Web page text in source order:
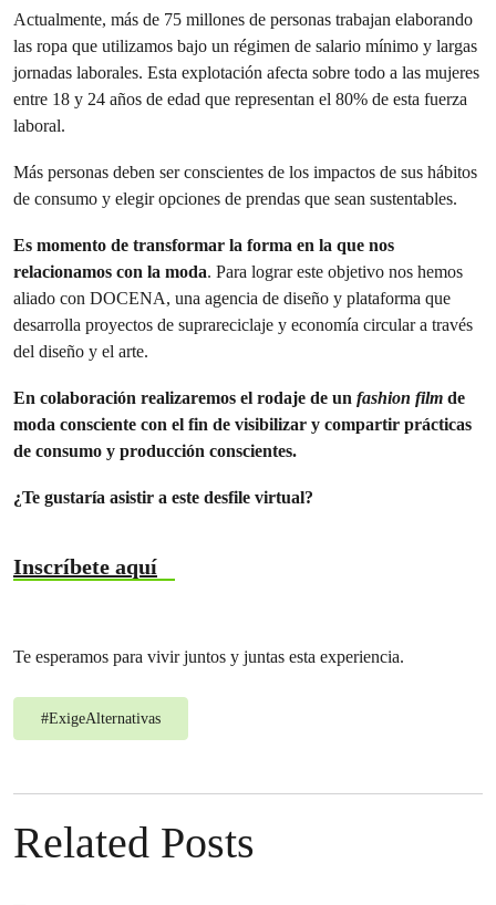
Actualmente, más de 75 millones de personas trabajan elaborando
las ropa que utilizamos bajo un régimen de salario mínimo y largas
jornadas laborales. Esta explotación afecta sobre todo a las mujeres
entre 18 y 24 años de edad que representan el 80% de esta fuerza
laboral.
Más personas deben ser conscientes de los impactos de sus hábitos
de consumo y elegir opciones de prendas que sean sustentables.
Es momento de transformar la forma en la que nos
relacionamos con la moda. Para lograr este objetivo nos hemos
aliado con DOCENA, una agencia de diseño y plataforma que
desarrolla proyectos de suprareciclaje y economía circular a través
del diseño y el arte.
En colaboración realizaremos el rodaje de un fashion film de
moda consciente con el fin de visibilizar y compartir prácticas
de consumo y producción conscientes.
¿Te gustaría asistir a este desfile virtual?
Inscríbete aquí
Te esperamos para vivir juntos y juntas esta experiencia.
#ExigeAlternativas
Related Posts